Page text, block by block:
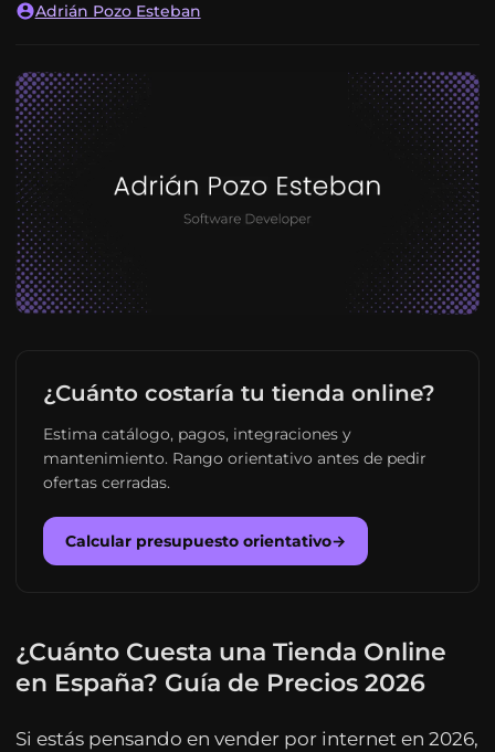
Adrián Pozo Esteban
¿Cuánto costaría tu tienda online?
Estima catálogo, pagos, integraciones y
mantenimiento. Rango orientativo antes de pedir
ofertas cerradas.
Calcular presupuesto orientativo→
¿Cuánto Cuesta una Tienda Online
en España? Guía de Precios 2026
Si estás pensando en vender por internet en 2026,